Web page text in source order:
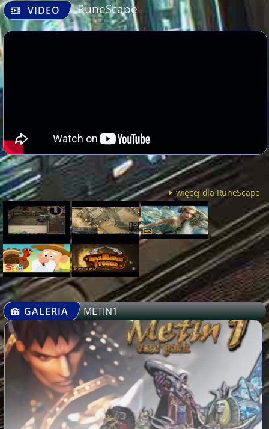
VIDEO RuneScape
więcej dla RuneScape
GALERIA METIN1